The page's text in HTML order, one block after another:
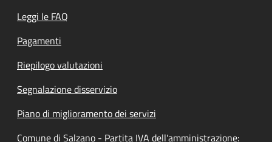
Leggi le FAQ
Pagamenti
Riepilogo valutazioni
Segnalazione disservizio
Piano di miglioramento dei servizi
Comune di Salzano - Partita IVA dell'amministrazione: